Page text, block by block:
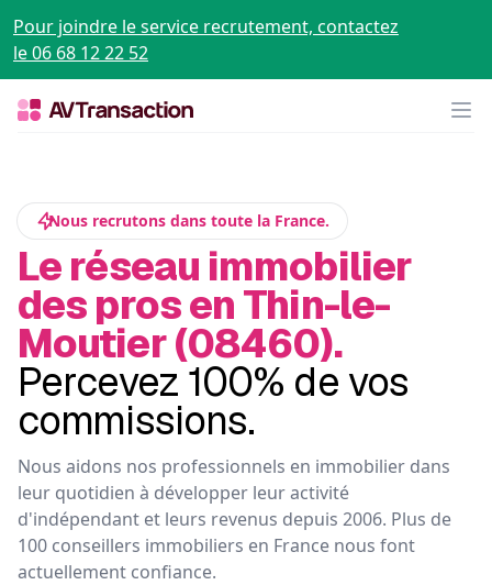
Pour joindre le service recrutement, contactez
le 06 68 12 22 52
Nous recrutons dans toute la France.
Le réseau immobilier
des pros en Thin-le-
Moutier (08460).
Percevez 100% de vos
commissions.
Nous aidons nos professionnels en immobilier dans
leur quotidien à développer leur activité
d'indépendant et leurs revenus depuis 2006. Plus de
100 conseillers immobiliers en France nous font
actuellement confiance.